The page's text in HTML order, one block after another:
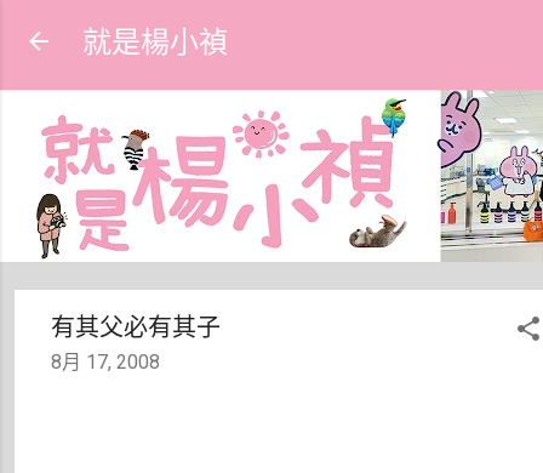
就是楊小禎
有其父必有其子
8月 17, 2008